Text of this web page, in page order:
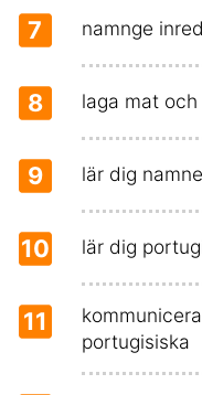
7 namnge
8 laga mat
9 lär dig
10 lär dig
11
portugisiska